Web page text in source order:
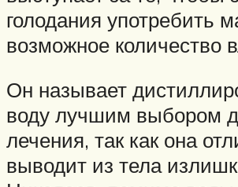
голодания употребить
возможное количество
Он называет
воду лучшим выбором
лечения, так как она
выводит из тела